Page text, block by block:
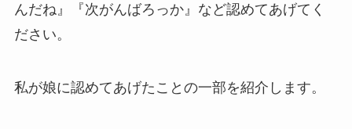
んだね』『次がんばろっか』など認めてあげてく
ださい。
私が娘に認めてあげたことの一部を紹介します。